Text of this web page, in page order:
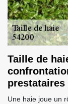
Taille de
prestataires
Une haie joue un